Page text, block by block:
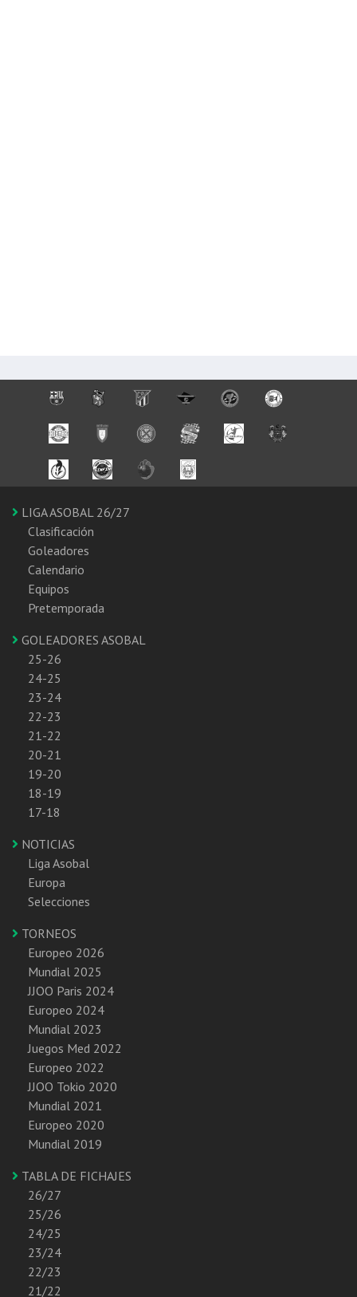
LIGA ASOBAL 26/27
Clasificación
Goleadores
Calendario
Equipos
Pretemporada
GOLEADORES ASOBAL
25-26
24-25
23-24
22-23
21-22
20-21
19-20
18-19
17-18
NOTICIAS
Liga Asobal
Europa
Selecciones
TORNEOS
Europeo 2026
Mundial 2025
JJOO Paris 2024
Europeo 2024
Mundial 2023
Juegos Med 2022
Europeo 2022
JJOO Tokio 2020
Mundial 2021
Europeo 2020
Mundial 2019
TABLA DE FICHAJES
26/27
25/26
24/25
23/24
22/23
21/22